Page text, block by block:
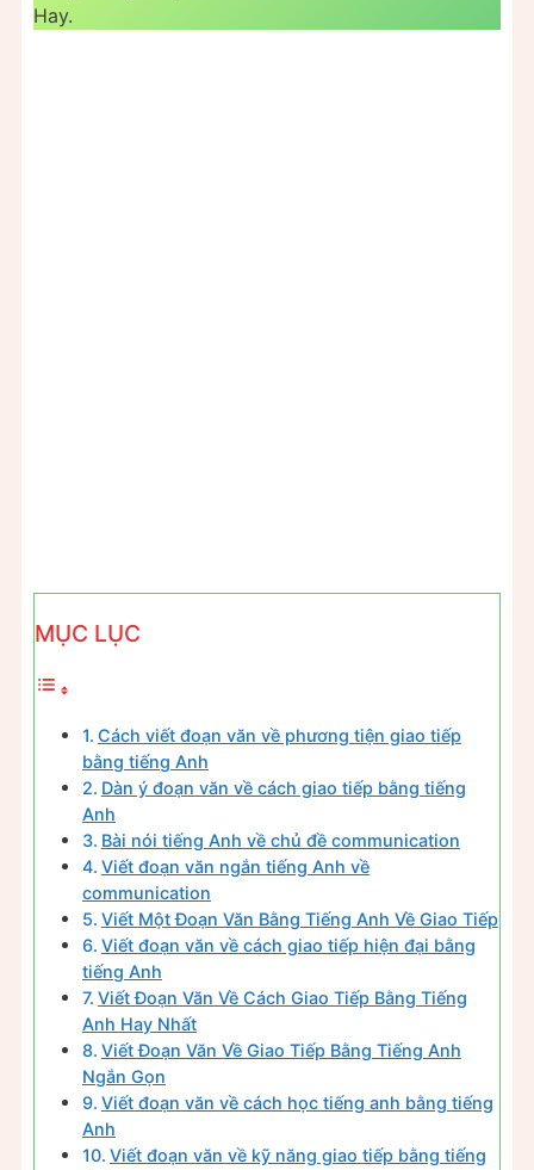
Hay.
MỤC LỤC
Cách viết đoạn văn về phương tiện giao tiếp
bằng tiếng Anh
Dàn ý đoạn văn về cách giao tiếp bằng tiếng
Anh
Bài nói tiếng Anh về chủ đề communication
Viết đoạn văn ngắn tiếng Anh về
communication
Viết Một Đoạn Văn Bằng Tiếng Anh Về Giao Tiếp
Viết đoạn văn về cách giao tiếp hiện đại bằng
tiếng Anh
Viết Đoạn Văn Về Cách Giao Tiếp Bằng Tiếng
Anh Hay Nhất
Viết Đoạn Văn Về Giao Tiếp Bằng Tiếng Anh
Ngắn Gọn
Viết đoạn văn về cách học tiếng anh bằng tiếng
Anh
Viết đoạn văn về kỹ năng giao tiếp bằng tiếng